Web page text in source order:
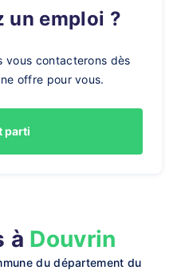
un emploi ?
vous contacterons dès
offre pour vous.
parti
à Douvrin
du département du